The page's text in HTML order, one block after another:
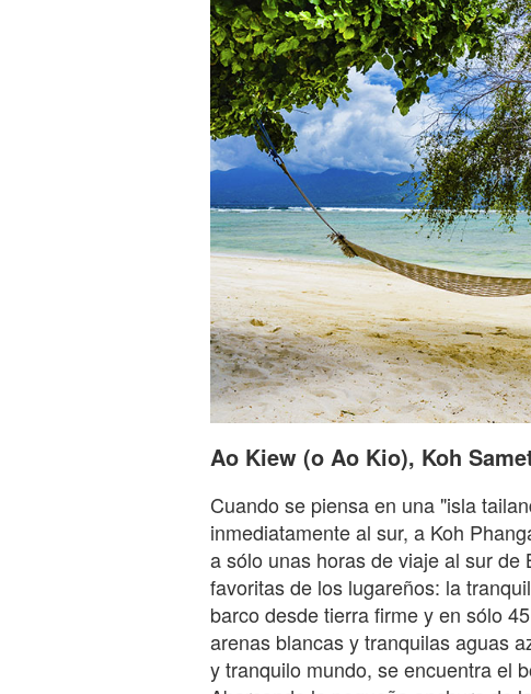
Ao Kiew (o Ao Kio), Koh
Cuando se piensa en una "isla
inmediatamente al sur, a Koh
a sólo unas horas de viaje al sur
favoritas de los lugareños: la
barco desde tierra firme y en sólo
arenas blancas y tranquilas aguas
y tranquilo mundo, se encuentra el